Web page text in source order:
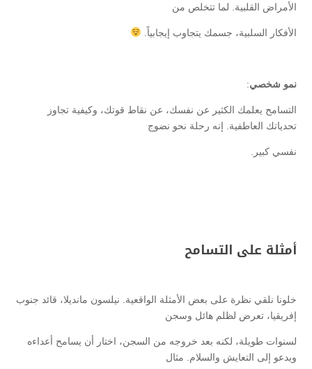
الأمراض القلبية. لما تتخلص من
الأفكار السلبية، جسمك يتجاوب إيجابياً.
نمو شخصي:
التسامح يعلمك الكثير عن نفسك، عن نقاط قوتك، وكيفية تجاوز
تحدياتك العاطفية. إنه رحلة نحو نضوج
نفسي كبير.
أمثلة على التسامح
خلونا نلقي نظرة على بعض الأمثلة الواقعية. نيلسون مانديلا، قائد جنوب
إفريقيا، تعرض لظلم هائل وسجن
لسنوات طويلة، لكنه بعد خروجه من السجن، اختار أن يسامح أعداءه
ويدعو إلى التعايش والسلام. مثال